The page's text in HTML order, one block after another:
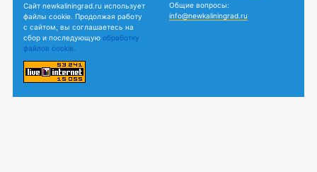
Сайт newkaliningrad.ru использует
файлы cookie. Продолжая работу
с сайтом, вы соглашаетесь на
сбор и последующую обработку
файлов cookie.
Общие вопросы:
info@newkaliningrad.ru